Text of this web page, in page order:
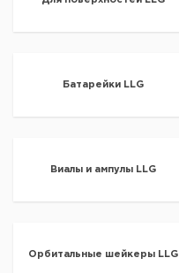
Батарейки LLG
Виалы и ампулы LLG
Орбитальные шейкеры LLG